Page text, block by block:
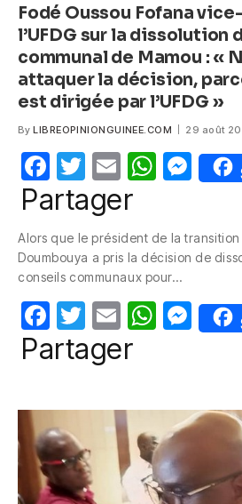
Fodé Oussou Fofana
l’UFDG sur la dissolution
communal de Mamou : «
attaquer la décision,
est dirigée par l’UFDG »
By LIBREOPINIONGUINEE.COM 29 août
F
a
e
b
o
o
k
T
w
itt
er
E
m
W
s
A
p
p
M
e
e
g
er
Partager
Alors que le président de la
Doumbouya a pris la décision de
conseils communaux pour…
F
a
e
b
o
o
T
w
itt
er
E
m
W
s
A
p
p
M
e
e
n
g
er
Partager